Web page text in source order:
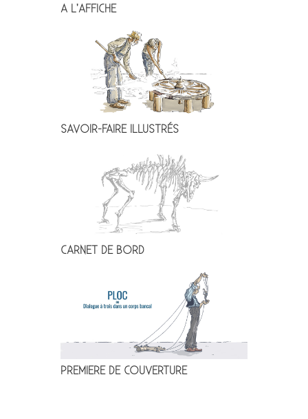
A L’AFFICHE
SAVOIR-FAIRE ILLUSTRÉS
CARNET DE BORD
PREMIERE DE COUVERTURE